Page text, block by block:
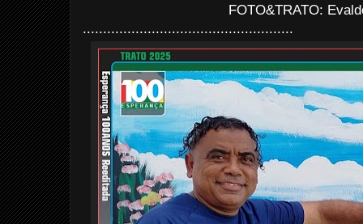
FOTO&TRATO:
....................................................